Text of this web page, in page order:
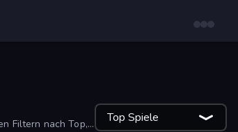
Filtern nach Top,
Top Spiele